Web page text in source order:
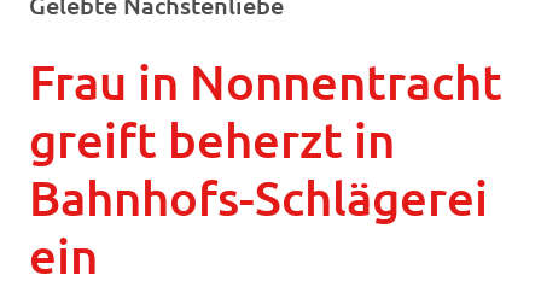
Frau in Nonnentracht
greift beherzt in
Bahnhofs-Schlägerei
ein